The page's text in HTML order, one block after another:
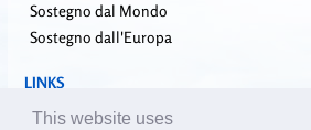
Sostegno dal Mondo
Sostegno dall'Europa
LINKS
falundafa.org (it)
This website uses